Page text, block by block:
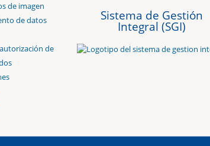
de imagen
de datos
de
Sistema de Gestión
Integral (SGI)